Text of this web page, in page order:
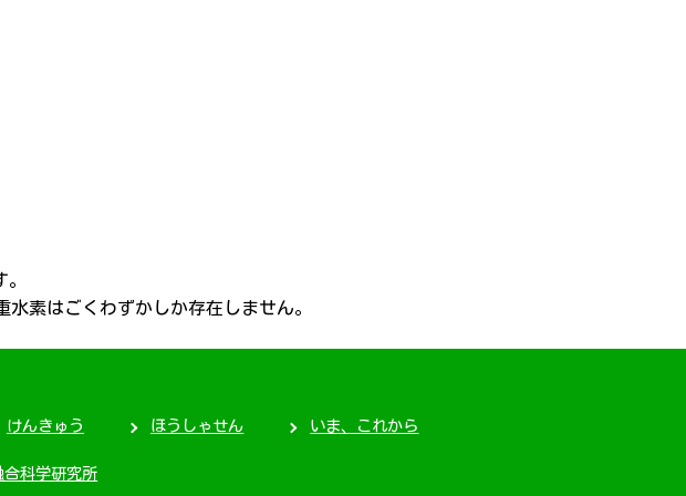
素はごくわずかしか存在しません。
けんきゅう ほうしゃせん いま、これから
合科学研究所